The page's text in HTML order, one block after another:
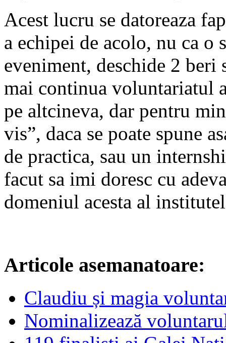
Acest lucru se datoreaza
a echipei de acolo, nu ca
eveniment, deschide 2 beri
mai continua voluntariatul
pe altcineva, dar pentru
vis”, daca se poate spune
de practica, sau un
facut sa imi doresc cu
domeniul acesta al
Articole asemanatoare:
Claudiu și magia
Nominalizează